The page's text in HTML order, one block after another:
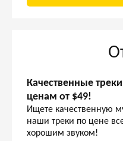
Качественные
ценам от $49!
Ищете качественную
наши треки по цене
хорошим звуком!